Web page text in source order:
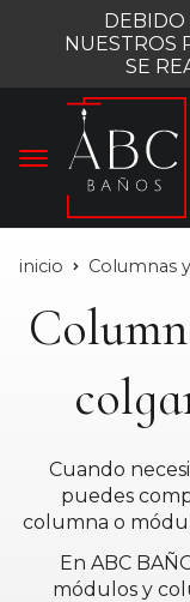
DEBIDO
NUESTROS
SE
inicio Columnas
Cuando
puedes
columna o
En ABC
módulos y